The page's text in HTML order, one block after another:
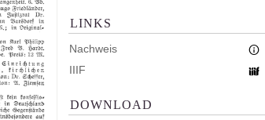
LINKS
Nachweis
IIIF
DOWNLOAD